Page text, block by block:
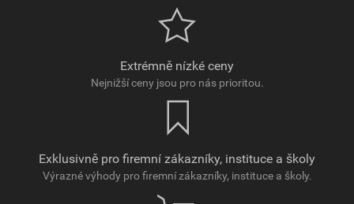
Extrémně nízké ceny
Nejnižší ceny jsou pro nás prioritou.
Exklusivně pro firemní zákazníky, instituce a školy
Výrazné výhody pro firemní zákazníky, instituce a školy.